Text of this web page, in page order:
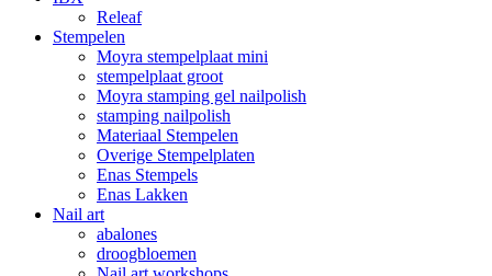
Releaf
Stempelen
Moyra stempelplaat mini
stempelplaat groot
Moyra stamping gel nailpolish
stamping nailpolish
Materiaal Stempelen
Overige Stempelplaten
Enas Stempels
Enas Lakken
Nail art
abalones
droogbloemen